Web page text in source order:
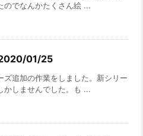
のでなんかたくさん絵 ...
01/25
ズ追加の作業をしました。新シリー
かしませんでした。も ...